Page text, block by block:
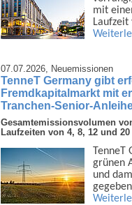
mit
Laufzeit
07.07.2026, Neuemissionen
TenneT Germany gibt
Fremdkapitalmarkt mit
Tranchen-Senior-
Gesamtemissionsvolumen
Laufzeiten von 4, 8, 12 und
grünen
und